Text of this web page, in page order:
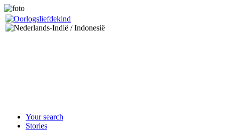
Your search
Stories